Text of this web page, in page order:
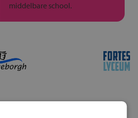
middelbare school.